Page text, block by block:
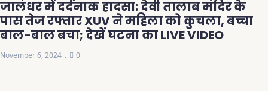
जालंधर में दर्दनाक हादसा: देवी तालाब मंदिर के
पास तेज रफ्तार XUV ने महिला को कुचला, बच्चा
बाल-बाल बचा; देखें घटना का LIVE VIDEO
November 6, 2024 0